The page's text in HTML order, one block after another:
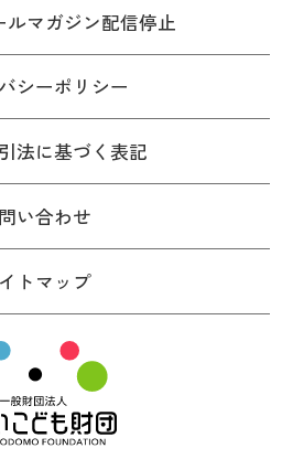
ルマガジン配信停止
シーポリシー
法に基づく表記
い合わせ
トマップ